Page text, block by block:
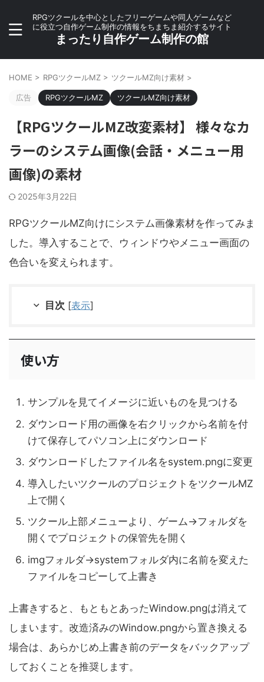
RPGツクールを中心としたフリーゲームや同人ゲームなど
に役立つ自作ゲーム制作の情報をちまちま紹介するサイト
まったり自作ゲーム制作の館
HOME > RPGツクールMZ > ツクールMZ向け素材 >
広告 RPGツクールMZ ツクールMZ向け素材
【RPGツクールMZ改変素材】 様々なカ
ラーのシステム画像(会話・メニュー用
画像)の素材
2025年3月22日
RPGツクールMZ向けにシステム画像素材を作ってみま
した。導入することで、ウィンドウやメニュー画面の
色合いを変えられます。
目次 [表示]
使い方
サンプルを見てイメージに近いものを見つける
ダウンロード用の画像を右クリックから名前を付
けて保存してパソコン上にダウンロード
ダウンロードしたファイル名をsystem.pngに変更
導入したいツクールのプロジェクトをツクールMZ
上で開く
ツクール上部メニューより、ゲーム→フォルダを
開くでプロジェクトの保管先を開く
imgフォルダ→systemフォルダ内に名前を変えた
ファイルをコピーして上書き
上書きすると、もともとあったWindow.pngは消えて
しまいます。改造済みのWindow.pngから置き換える
場合は、あらかじめ上書き前のデータをバックアップ
しておくことを推奨します。